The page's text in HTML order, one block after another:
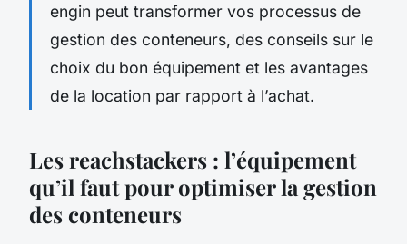
engin peut transformer vos processus de
gestion des conteneurs, des conseils sur le
choix du bon équipement et les avantages
de la location par rapport à l’achat.
Les reachstackers : l’équipement
qu’il faut pour optimiser la gestion
des conteneurs